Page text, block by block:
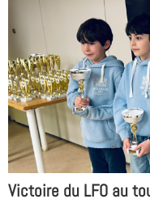
Victoire du LFO au